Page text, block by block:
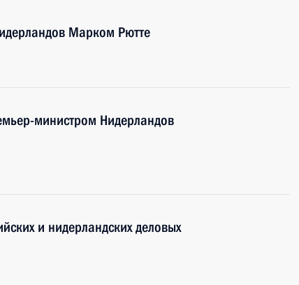
Марком Рютте
министром Нидерландов
и нидерландских деловых